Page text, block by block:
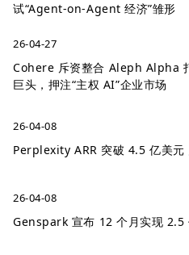
试“Agent-on-Agent 经济”雏形
26-04-27
Cohere 斥资整合 Aleph Alpha
巨头，押注“主权 AI”企业市场
26-04-08
Perplexity ARR 突破 4.5 亿美元
26-04-08
Genspark 宣布 12 个月实现 2.5